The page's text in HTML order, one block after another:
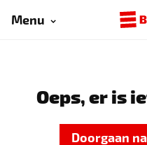
Menu
Oeps, er is
Doorgaan